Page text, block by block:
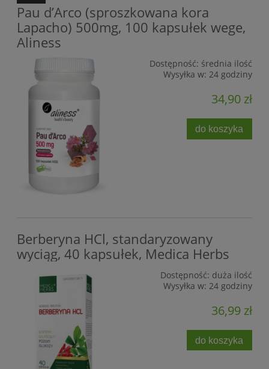
Pau d’Arco (sproszkowana kora
Lapacho) 500mg, 100 kapsułek wege,
Aliness
Dostępność: średnia ilość
Wysyłka w: 24 godziny
34,90 zł
do koszyka
Berberyna HCl, standaryzowany
wyciąg, 40 kapsułek, Medica Herbs
Dostępność: duża ilość
Wysyłka w: 24 godziny
36,99 zł
do koszyka